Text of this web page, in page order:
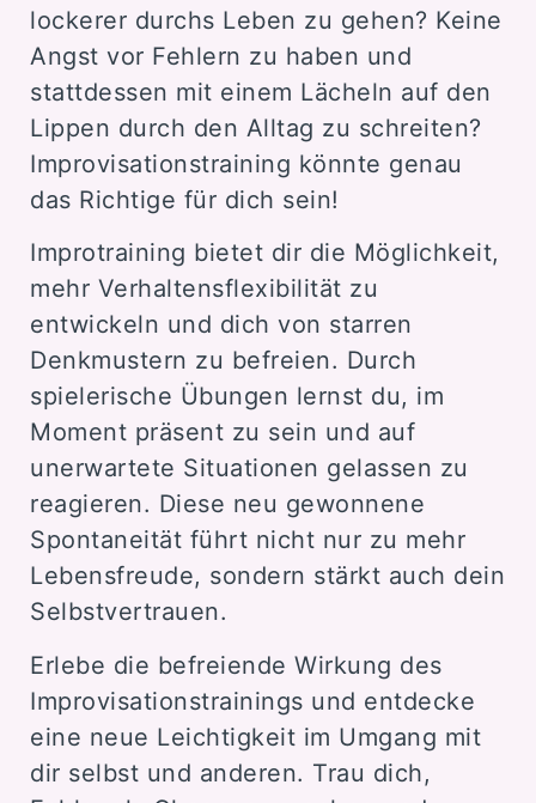
lockerer durchs Leben zu gehen? Keine
Angst vor Fehlern zu haben und
stattdessen mit einem Lächeln auf den
Lippen durch den Alltag zu schreiten?
Improvisationstraining könnte genau
das Richtige für dich sein!
Improtraining bietet dir die Möglichkeit,
mehr Verhaltensflexibilität zu
entwickeln und dich von starren
Denkmustern zu befreien. Durch
spielerische Übungen lernst du, im
Moment präsent zu sein und auf
unerwartete Situationen gelassen zu
reagieren. Diese neu gewonnene
Spontaneität führt nicht nur zu mehr
Lebensfreude, sondern stärkt auch dein
Selbstvertrauen.
Erlebe die befreiende Wirkung des
Improvisationstrainings und entdecke
eine neue Leichtigkeit im Umgang mit
dir selbst und anderen. Trau dich,